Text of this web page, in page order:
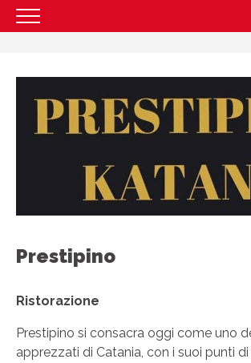
IL CENTRO
ORARI
PROMOZIONI
NEGOZI
SERVIZI
IL TUO BUSINESS AL CENTRO
CONTATTI
Prestipino
Ristorazione
Prestipino si consacra oggi come uno
apprezzati di Catania, con i suoi punti